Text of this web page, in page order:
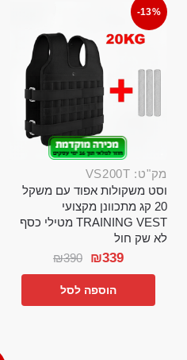
-13%
מק"ט: VS200T
וסט משקולות אפוד עם משקל
20 קג מתכוונן מקצועי
TRAINING VEST מטילי כסף
לא שק חול
₪390 ₪339
הוספה לסל